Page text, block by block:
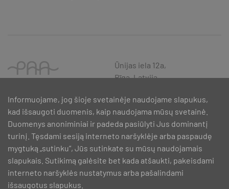
Ūnijas iela 12a,
Rīga, Latvija
Informuojame, jog šioje svetainėje naudojame slapukus,
kad išsaugoti duomenis, kaip naudojama mūsų svetainė.
Duomenys anoniminiai ir padeda pasiūlyti Jus dominantį
turinį. Tęsdami sesiją interneto naršyklėje arba paspaudę
mygtuką „sutinku“, Jūs sutinkate su mūsų naudojamais
slapukais. Sutikimą galėsite bet kada atšaukti, pakeisdami
interneto naršyklės nustatymus arba pašalindami
išsaugotus slapukus.